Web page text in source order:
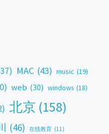
MAC (43) music (19)
web (30) windows (18)
北京 (158)
(46) 在线教育 (11)